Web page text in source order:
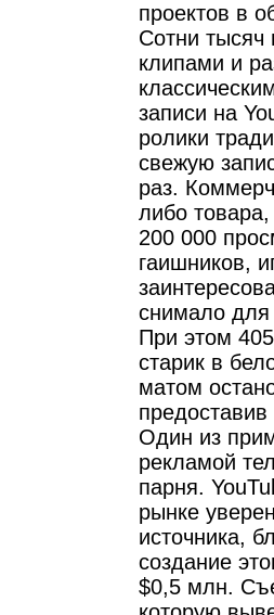
проектов в
Сотни тысяч
клипами и
записи на
ролики
свежую
раз.
либо
200 000
гаишников,
снимало для
При этом
старик в
матом
Один из
рекламой
парня.
рынке
источника,
создание
$0,5 млн.